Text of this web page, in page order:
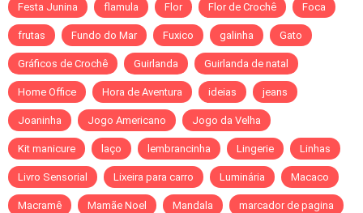
Festa Junina flamula Flor Flor de Crochê Foca
frutas Fundo do Mar Fuxico galinha Gato
Gráficos de Crochê Guirlanda Guirlanda de natal
Home Office Hora de Aventura ideias jeans
Joaninha Jogo Americano Jogo da Velha
Kit manicure laço lembrancinha Lingerie Linhas
Livro Sensorial Lixeira para carro Luminária Macaco
Macramê Mamãe Noel Mandala marcador de pagina